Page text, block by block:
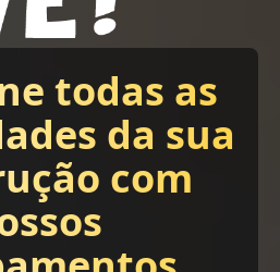
todas as
da sua
com